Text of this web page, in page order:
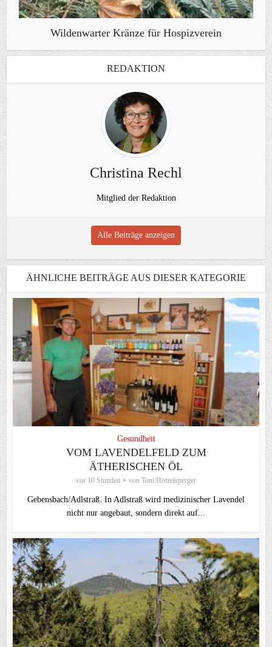
Wildenwarter Kränze für Hospizverein
REDAKTION
Christina Rechl
Mitglied der Redaktion
Alle Beiträge anzeigen
ÄHNLICHE BEITRÄGE AUS DIESER KATEGORIE
Gesundheit
VOM LAVENDELFELD ZUM
ÄTHERISCHEN ÖL
vor 10 Stunden von Toni Hötzelsperger
Gebensbach/Adlstraß. In Adlstraß wird medizinischer Lavendel
nicht nur angebaut, sondern direkt auf...